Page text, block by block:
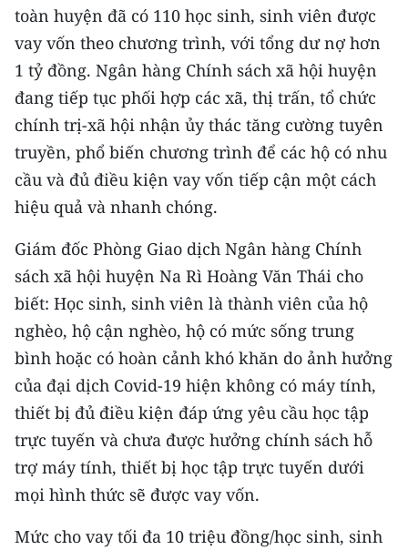
Đông Nam Bộ
Đồng bằng sông Cửu Long
Chuyên trang Hà Nội
Chuyên trang TP. Hồ Chí Minh
CHUYÊN ĐỀ
VỀ BÁO NHÂN DÂN
THỜI NAY
NHÂN DÂN CUỐI TUẦN
NHÂN DÂN HẰNG THÁNG
MUA BÁO
ĐỌC BÁO IN
toàn huyện đã có 110 học sinh, sinh viên được
vay vốn theo chương trình, với tổng dư nợ hơn
1 tỷ đồng. Ngân hàng Chính sách xã hội huyện
đang tiếp tục phối hợp các xã, thị trấn, tổ chức
chính trị-xã hội nhận ủy thác tăng cường tuyên
truyền, phổ biến chương trình để các hộ có nhu
cầu và đủ điều kiện vay vốn tiếp cận một cách
hiệu quả và nhanh chóng.
Giám đốc Phòng Giao dịch Ngân hàng Chính
sách xã hội huyện Na Rì Hoàng Văn Thái cho
biết: Học sinh, sinh viên là thành viên của hộ
nghèo, hộ cận nghèo, hộ có mức sống trung
bình hoặc có hoàn cảnh khó khăn do ảnh hưởng
của đại dịch Covid-19 hiện không có máy tính,
thiết bị đủ điều kiện đáp ứng yêu cầu học tập
trực tuyến và chưa được hưởng chính sách hỗ
trợ máy tính, thiết bị học tập trực tuyến dưới
mọi hình thức sẽ được vay vốn.
Mức cho vay tối đa 10 triệu đồng/học sinh, sinh